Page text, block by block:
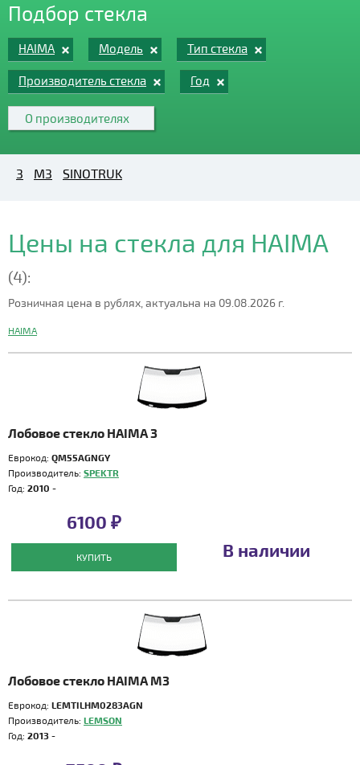
Подбор стекла
HAIMA Модель Тип стекла
Производитель стекла Год
О производителях
3 M3 SINOTRUK
Цены на стекла для HAIMA
(4):
Розничная цена в рублях, актуальна на 09.08.2026 г.
HAIMA
Лобовое стекло HAIMA 3
Еврокод: QM55AGNGY
Производитель: SPEKTR
Год: 2010 -
6100 ₽
КУПИТЬ В наличии
Лобовое стекло HAIMA M3
Еврокод: LEMTILHM0283AGN
Производитель: LEMSON
Год: 2013 -